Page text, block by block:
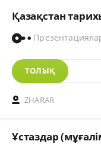
Қазақстан
ТОЛЫҚ
ZHARAR
Ұстаздар